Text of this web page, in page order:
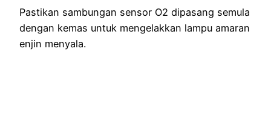
Pastikan sambungan sensor O2 dipasang semula
dengan kemas untuk mengelakkan lampu amaran
enjin menyala.